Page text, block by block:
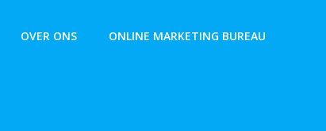
OVER ONS ONLINE MARKETING BUREAU